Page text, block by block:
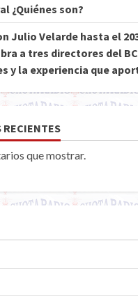
¿Quiénes son?
Julio Velarde hasta el
a tres directores del
y la experiencia que
RECIENTES
que mostrar.